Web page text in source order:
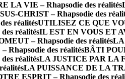
LA VIE – Rhapsodie des réalités
CHRIST – Rhapsodie des
réalitésUTILISEZ CE QUE
réalitésIL EST EN VOUS ET
– Rhapsodie des réalitésLA
des réalitésBÂTI
réalitésLA JUSTICE PAR LA
LA PUISSANCE DE LA
ESPRIT – Rhapsodie des